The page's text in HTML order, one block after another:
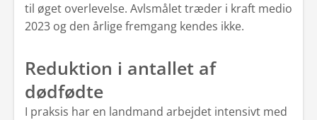
til øget overlevelse. Avlsmålet træder i kraft medio
2023 og den årlige fremgang kendes ikke.
Reduktion i antallet af
dødfødte
I praksis har en landmand arbejdet intensivt med